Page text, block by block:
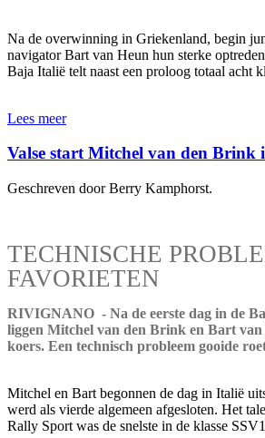
Na de overwinning in Griekenland, begin
navigator Bart van Heun hun sterke
Baja Italië telt naast een proloog totaal acht
Lees meer
Valse start Mitchel van den Brink
Geschreven door Berry Kamphorst.
TECHNISCHE
FAVORIETEN
RIVIGNANO - Na de eerste dag in de
liggen Mitchel van den Brink en Bart
koers. Een technisch probleem gooide
Mitchel en Bart begonnen de dag in Italië
werd als vierde algemeen afgesloten. Het
Rally Sport was de snelste in de klasse